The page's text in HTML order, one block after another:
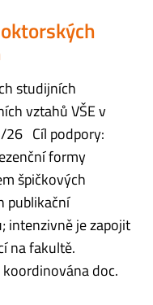
studijních
vztahů VŠE v
26 Cíl podpory:
formy
špičkových
publikační
intenzivně je zapojit
na fakultě.
doc.